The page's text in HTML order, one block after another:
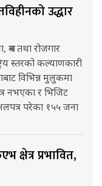
उद्धार
श्रम तथा रोजगार
स्तरको कल्याणकारी
विभिन्न मुलुकमा
नभएका र भिजिट
परेका १५५ जना
क्षेत्र प्रभावित,